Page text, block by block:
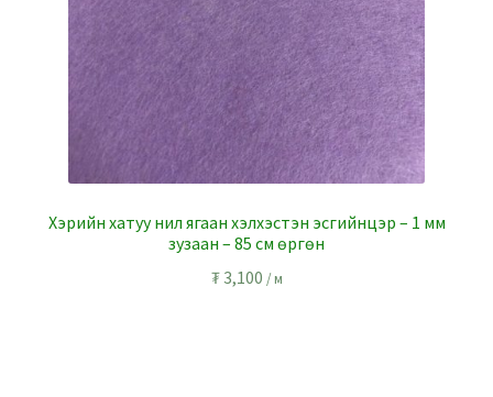
Хэрийн хатуу нил ягаан хэлхэстэн эсгийнцэр – 1 мм
зузаан – 85 см өргөн
₮3,100 / м